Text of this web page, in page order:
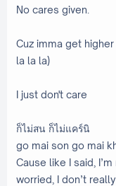
No cares given.
Cuz imma get higher
la la la)
I just don't care
ก็ไม่สน ก็ไม่แคร์นิ
go mai son go mai
Cause like I said, I’m
worried, I don’t